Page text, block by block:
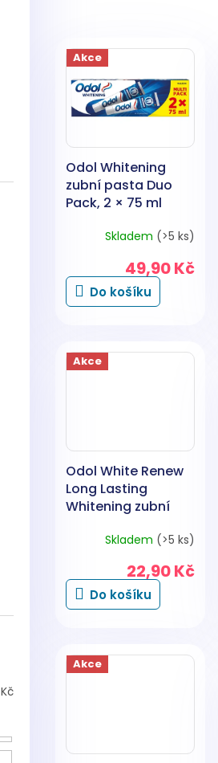
Kč
Akce
Odol Whitening
zubní pasta Duo
Pack, 2 × 75 ml
Skladem (>5 ks)
49,90 Kč
Do košíku
Akce
Odol White Renew
Long Lasting
Whitening zubní
Skladem (>5 ks)
22,90 Kč
Do košíku
Akce